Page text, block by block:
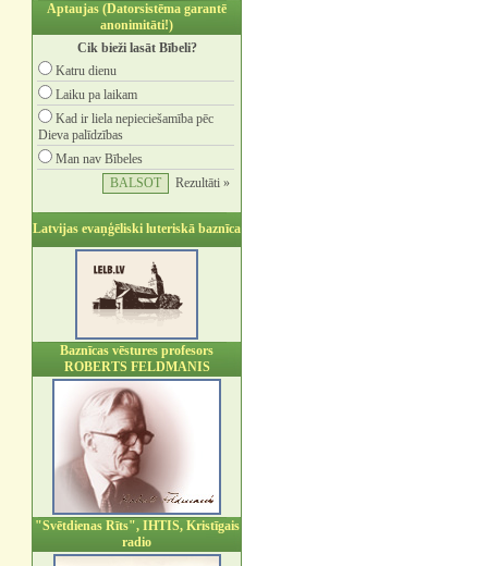
Aptaujas (Datorsistēma garantē
anonimitāti!)
Cik bieži lasāt Bībeli?
Katru dienu
Laiku pa laikam
Kad ir liela nepieciešamība pēc
Dieva palīdzības
Man nav Bībeles
Rezultāti »
Latvijas evaņģēliski luteriskā baznīca
Baznīcas vēstures profesors
ROBERTS FELDMANIS
"Svētdienas Rīts", IHTIS, Kristīgais
radio